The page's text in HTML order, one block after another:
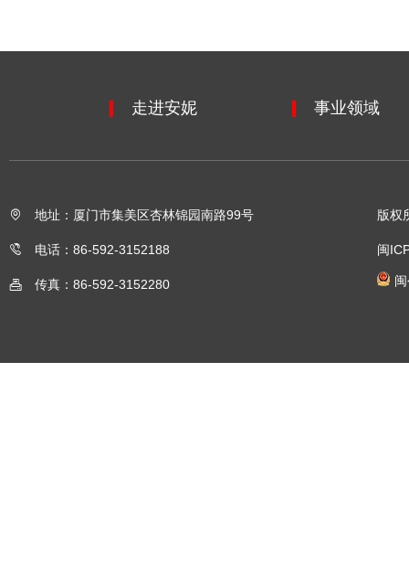
走进安妮 事业领域
地址：厦门市集美区杏林锦园南路99号
电话：86-592-3152188
传真：86-592-3152280
版权
闽